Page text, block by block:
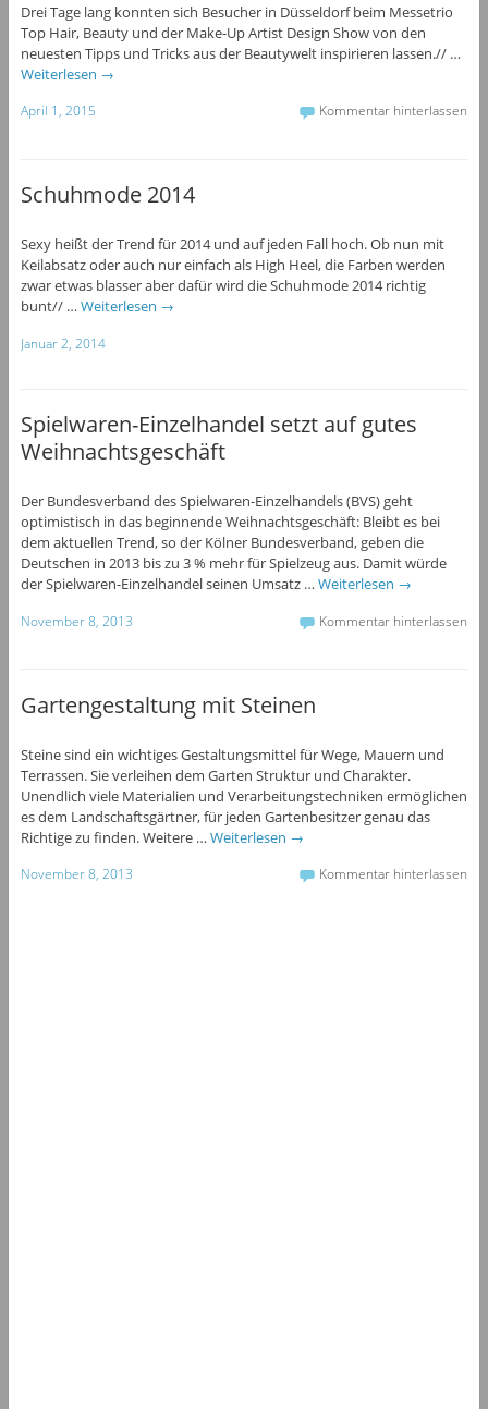
Drei Tage lang konnten sich Besucher in Düsseldorf beim Messetrio
Top Hair, Beauty und der Make-Up Artist Design Show von den
neuesten Tipps und Tricks aus der Beautywelt inspirieren lassen.// …
Weiterlesen →
April 1, 2015 Kommentar hinterlassen
Schuhmode 2014
Sexy heißt der Trend für 2014 und auf jeden Fall hoch. Ob nun mit
Keilabsatz oder auch nur einfach als High Heel, die Farben werden
zwar etwas blasser aber dafür wird die Schuhmode 2014 richtig
bunt// … Weiterlesen →
Januar 2, 2014
Spielwaren-Einzelhandel setzt auf gutes
Weihnachtsgeschäft
Der Bundesverband des Spielwaren-Einzelhandels (BVS) geht
optimistisch in das beginnende Weihnachtsgeschäft: Bleibt es bei
dem aktuellen Trend, so der Kölner Bundesverband, geben die
Deutschen in 2013 bis zu 3 % mehr für Spielzeug aus. Damit würde
der Spielwaren-Einzelhandel seinen Umsatz … Weiterlesen →
November 8, 2013 Kommentar hinterlassen
Gartengestaltung mit Steinen
Steine sind ein wichtiges Gestaltungsmittel für Wege, Mauern und
Terrassen. Sie verleihen dem Garten Struktur und Charakter.
Unendlich viele Materialien und Verarbeitungstechniken ermöglichen
es dem Landschaftsgärtner, für jeden Gartenbesitzer genau das
Richtige zu finden. Weitere … Weiterlesen →
November 8, 2013 Kommentar hinterlassen